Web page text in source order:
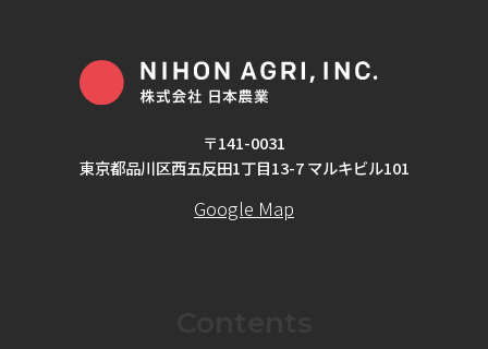
〒141-0031
東京都品川区西五反田1丁目13-7 マルキビル101
Google Map